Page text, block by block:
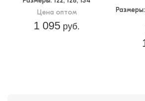
Цена оптом
1 095 руб.
Размеры